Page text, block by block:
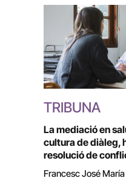
TRIBUNA
La mediació en
cultura de diàleg,
resolució de
Francesc José